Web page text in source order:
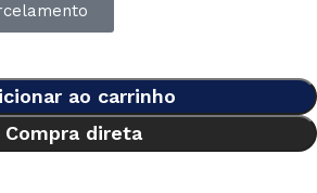
ao carrinho
Compra direta